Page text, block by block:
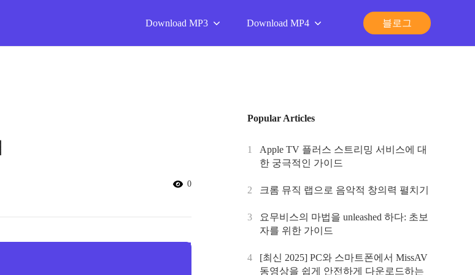
Download MP3 Download MP4 블로그
0
Popular Articles
1
Apple TV 플러스 스트리밍 서비스에 대
한 궁극적인 가이드
2 크롬 뮤직 랩으로 음악적 창의력 펼치기
3
요무비스의 마법을 unleashed 하다: 초보
자를 위한 가이드
4
[최신 2025] PC와 스마트폰에서 MissAV
동영상을 쉽게 안전하게 다운로드하는